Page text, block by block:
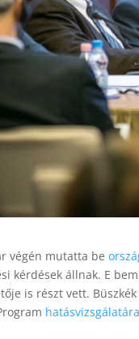
végén mutatta be
kérdések állnak. E
is részt vett.
hatásvizsgálatára